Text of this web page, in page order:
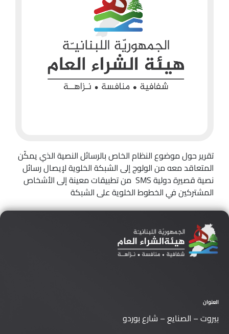
تقرير حول موضوع النظام الخاص بالرسائل النصية الذي يمكّن
المتعاقد معه من الولوج إلى الشبكة الخلوية لإيصال رسائل
نصية قصيرة دولية SMS من تطبيقات معينة إلى الأشخاص
المشتركين في الخطوط الخلوية على الشبكة
العنوان
بيروت – الصنايع – شارع بوردو